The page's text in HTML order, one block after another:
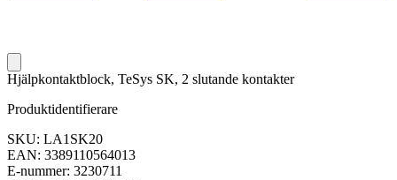
Hjälpkontaktblock, TeSys SK, 2 slutande kontakter
Produktidentifierare
SKU: LA1SK20
EAN: 3389110564013
E-nummer: 3230711